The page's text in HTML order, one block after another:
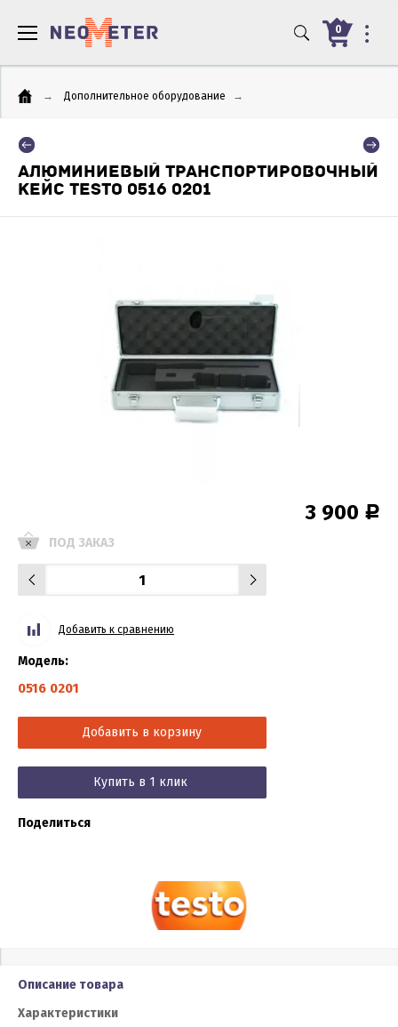
0
→ Дополнительное оборудование →
АЛЮМИНИЕВЫЙ ТРАНСПОРТИРОВОЧНЫЙ
КЕЙС TESTO 0516 0201
3 900 Р
ПОД ЗАКАЗ
Добавить к сравнению
Модель:
0516 0201
Добавить в корзину
Купить в 1 клик
Поделиться
Описание товара
Характеристики